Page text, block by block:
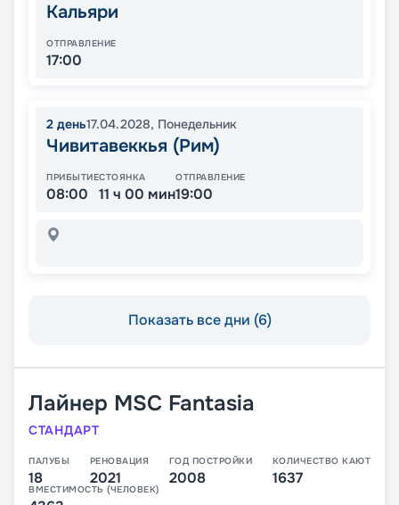
Кальяри
ОТПРАВЛЕНИЕ
17:00
2 день17.04.2028, Понедельник
Чивитавеккья (Рим)
ПРИБЫТИЕ
08:00
СТОЯНКА
11 ч 00 мин
ОТПРАВЛЕНИЕ
19:00
Показать все дни (6)
Лайнер MSC Fantasia
СТАНДАРТ
ПАЛУБЫ
18
РЕНОВАЦИЯ
2021
ГОД ПОСТРОЙКИ
2008
КОЛИЧЕСТВО КАЮТ
1637
ВМЕСТИМОСТЬ (ЧЕЛОВЕК)